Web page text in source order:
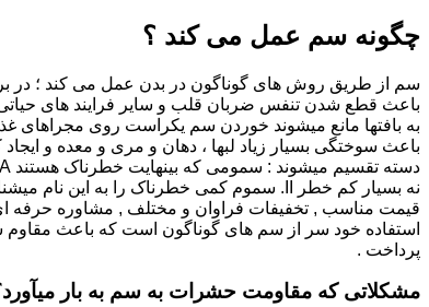
چگونه سم عمل می کند ؟
سم از طریق روش های گوناگون در بدن عمل می کند ؛ در
باعث قطع شدن تنفس ضربان قلب و سایر فرایند های
به بافتها مانع میشوند خوردن سم یکراست روی مجراهای
قیمت مناسب , تخفیفات فراوان و مختلف , مشاوره حرفه
استفاده خود سر از سم های گوناگون است که باعث
پرداخت .
مشکلاتی که مقاومت حشرات به سم به بار